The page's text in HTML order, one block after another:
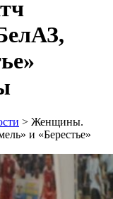
> Женщины.
и «Берестье»